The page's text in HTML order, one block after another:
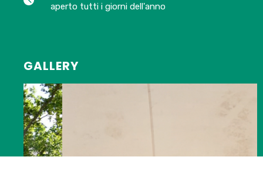
aperto tutti i giorni dell'anno
GALLERY